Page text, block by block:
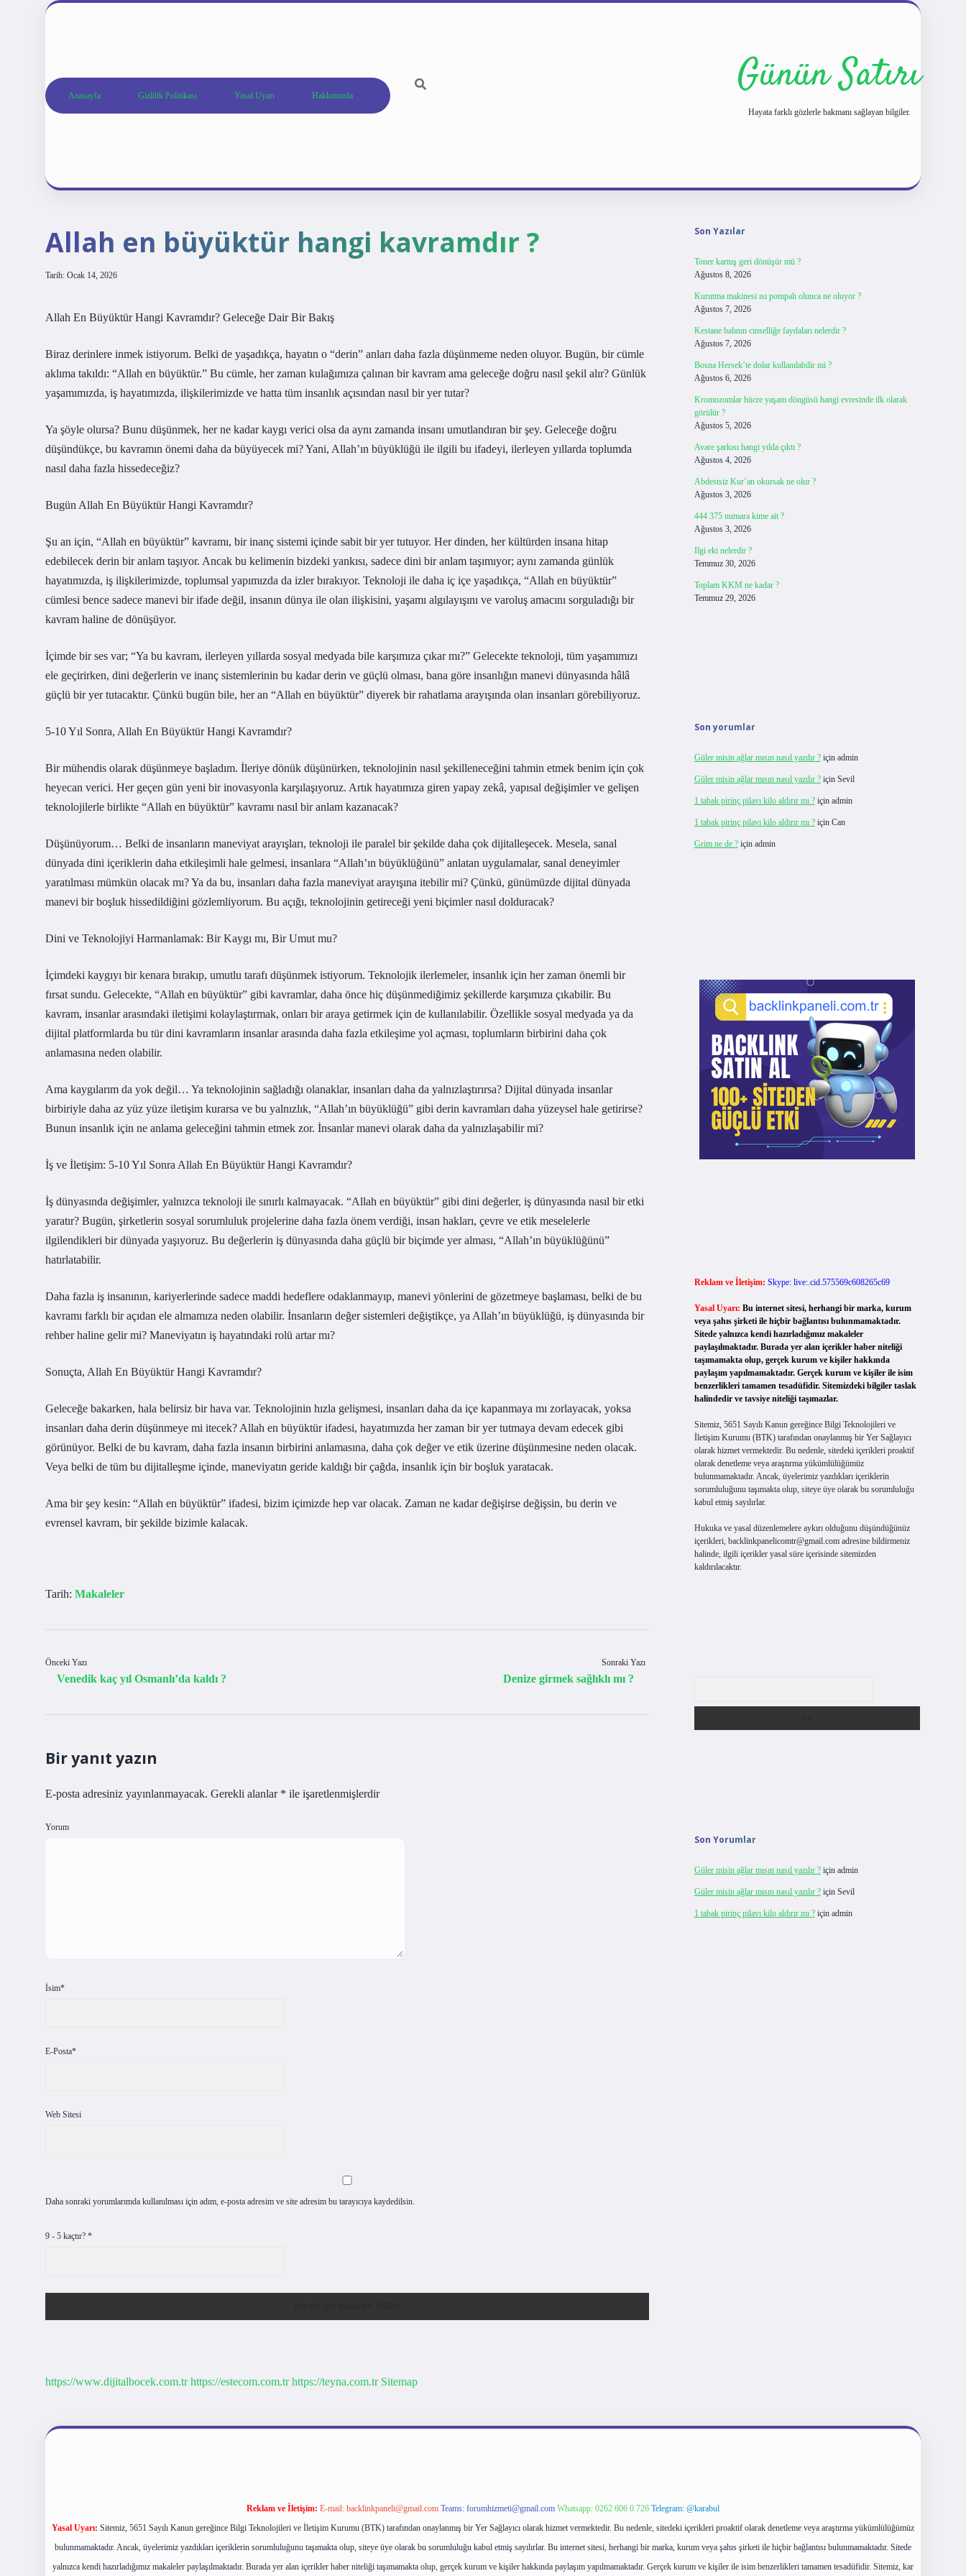
Anasayfa Gizlilik Politikası Yasal Uyarı Hakkımızda Günün Satırı
Hayata farklı gözlerle bakmanı sağlayan bilgiler.
Allah en büyüktür hangi kavramdır ?
Tarih: Ocak 14, 2026
Allah En Büyüktür Hangi Kavramdır? Geleceğe Dair Bir Bakış
Biraz derinlere inmek istiyorum. Belki de yaşadıkça, hayatın o “derin” anları daha fazla düşünmeme neden oluyor. Bugün, bir cümle
aklıma takıldı: “Allah en büyüktür.” Bu cümle, her zaman kulağımıza çalınan bir kavram ama geleceğe doğru nasıl şekil alır? Günlük
yaşamımızda, iş hayatımızda, ilişkilerimizde ve hatta tüm insanlık açısından nasıl bir yer tutar?
Ya şöyle olursa? Bunu düşünmek, her ne kadar kaygı verici olsa da aynı zamanda insanı umutlandıran bir şey. Geleceğe doğru
düşündükçe, bu kavramın önemi daha da büyüyecek mi? Yani, Allah’ın büyüklüğü ile ilgili bu ifadeyi, ilerleyen yıllarda toplumda
nasıl daha fazla hissedeceğiz?
Bugün Allah En Büyüktür Hangi Kavramdır?
Şu an için, “Allah en büyüktür” kavramı, bir inanç sistemi içinde sabit bir yer tutuyor. Her dinden, her kültürden insana hitap
edebilecek derin bir anlam taşıyor. Ancak bu kelimenin bizdeki yankısı, sadece dini bir anlam taşımıyor; aynı zamanda günlük
hayatımızda, iş ilişkilerimizde, toplumsal yapımızda da izler bırakıyor. Teknoloji ile daha iç içe yaşadıkça, “Allah en büyüktür”
cümlesi bence sadece manevi bir ifade değil, insanın dünya ile olan ilişkisini, yaşamı algılayışını ve varoluş amacını sorguladığı bir
kavram haline de dönüşüyor.
İçimde bir ses var; “Ya bu kavram, ilerleyen yıllarda sosyal medyada bile karşımıza çıkar mı?” Gelecekte teknoloji, tüm yaşamımızı
ele geçirirken, dini değerlerin ve inanç sistemlerinin bu kadar derin ve güçlü olması, bana göre insanlığın manevi dünyasında hâlâ
güçlü bir yer tutacaktır. Çünkü bugün bile, her an “Allah en büyüktür” diyerek bir rahatlama arayışında olan insanları görebiliyoruz.
5-10 Yıl Sonra, Allah En Büyüktür Hangi Kavramdır?
Bir mühendis olarak düşünmeye başladım. İleriye dönük düşünürken, teknolojinin nasıl şekilleneceğini tahmin etmek benim için çok
heyecan verici. Her geçen gün yeni bir inovasyonla karşılaşıyoruz. Artık hayatımıza giren yapay zekâ, yapısal değişimler ve gelişen
teknolojilerle birlikte “Allah en büyüktür” kavramı nasıl bir anlam kazanacak?
Düşünüyorum… Belki de insanların maneviyat arayışları, teknoloji ile paralel bir şekilde daha çok dijitalleşecek. Mesela, sanal
dünyada dini içeriklerin daha etkileşimli hale gelmesi, insanlara “Allah’ın büyüklüğünü” anlatan uygulamalar, sanal deneyimler
yaratılması mümkün olacak mı? Ya da bu, insanları daha fazla maneviyat arayışına itebilir mi? Çünkü, günümüzde dijital dünyada
manevi bir boşluk hissedildiğini gözlemliyorum. Bu açığı, teknolojinin getireceği yeni biçimler nasıl dolduracak?
Dini ve Teknolojiyi Harmanlamak: Bir Kaygı mı, Bir Umut mu?
İçimdeki kaygıyı bir kenara bırakıp, umutlu tarafı düşünmek istiyorum. Teknolojik ilerlemeler, insanlık için her zaman önemli bir
fırsat sundu. Gelecekte, “Allah en büyüktür” gibi kavramlar, daha önce hiç düşünmediğimiz şekillerde karşımıza çıkabilir. Bu
kavram, insanlar arasındaki iletişimi kolaylaştırmak, onları bir araya getirmek için de kullanılabilir. Özellikle sosyal medyada ya da
dijital platformlarda bu tür dini kavramların insanlar arasında daha fazla etkileşime yol açması, toplumların birbirini daha çok
anlamasına neden olabilir.
Ama kaygılarım da yok değil… Ya teknolojinin sağladığı olanaklar, insanları daha da yalnızlaştırırsa? Dijital dünyada insanlar
birbiriyle daha az yüz yüze iletişim kurarsa ve bu yalnızlık, “Allah’ın büyüklüğü” gibi derin kavramları daha yüzeysel hale getirirse?
Bunun insanlık için ne anlama geleceğini tahmin etmek zor. İnsanlar manevi olarak daha da yalnızlaşabilir mi?
İş ve İletişim: 5-10 Yıl Sonra Allah En Büyüktür Hangi Kavramdır?
İş dünyasında değişimler, yalnızca teknoloji ile sınırlı kalmayacak. “Allah en büyüktür” gibi dini değerler, iş dünyasında nasıl bir etki
yaratır? Bugün, şirketlerin sosyal sorumluluk projelerine daha fazla önem verdiği, insan hakları, çevre ve etik meselelerle
ilgilendikleri bir dünyada yaşıyoruz. Bu değerlerin iş dünyasında daha güçlü bir biçimde yer alması, “Allah’ın büyüklüğünü”
hatırlatabilir.
Daha fazla iş insanının, kariyerlerinde sadece maddi hedeflere odaklanmayıp, manevi yönlerini de gözetmeye başlaması, belki de bu
kavramı farklı bir açıdan ele almamıza neden olabilir. İnsanların değer sistemleri değiştikçe, ya Allah’ın büyüklüğü, iş dünyasında bir
rehber haline gelir mi? Maneviyatın iş hayatındaki rolü artar mı?
Sonuçta, Allah En Büyüktür Hangi Kavramdır?
Geleceğe bakarken, hala belirsiz bir hava var. Teknolojinin hızla gelişmesi, insanları daha da içe kapanmaya mı zorlayacak, yoksa
insanları daha derin düşünmeye mi itecek? Allah en büyüktür ifadesi, hayatımızda her zaman bir yer tutmaya devam edecek gibi
görünüyor. Belki de bu kavram, daha fazla insanın birbirini anlamasına, daha çok değer ve etik üzerine düşünmesine neden olacak.
Veya belki de tüm bu dijitalleşme içinde, maneviyatın geride kaldığı bir çağda, insanlık için bir boşluk yaratacak.
Ama bir şey kesin: “Allah en büyüktür” ifadesi, bizim içimizde hep var olacak. Zaman ne kadar değişirse değişsin, bu derin ve
evrensel kavram, bir şekilde bizimle kalacak.
Tarih: Makaleler
Önceki Yazı
Venedik kaç yıl Osmanlı’da kaldı ?
Sonraki Yazı
Denize girmek sağlıklı mı ?
Bir yanıt yazın
E-posta adresiniz yayınlanmayacak. Gerekli alanlar * ile işaretlenmişlerdir
Yorum
İsim*
E-Posta*
Web Sitesi
Daha sonraki yorumlarımda kullanılması için adım, e-posta adresim ve site adresim bu tarayıcıya kaydedilsin.
9 - 5 kaçtır? *
https://www.dijitalbocek.com.tr https://estecom.com.tr https://teyna.com.tr Sitemap
Son Yazılar
Toner kartuş geri dönüşür mü ?
Ağustos 8, 2026
Kurutma makinesi ısı pompalı olunca ne oluyor ?
Ağustos 7, 2026
Kestane balının cinselliğe faydaları nelerdir ?
Ağustos 7, 2026
Bosna Hersek’te dolar kullanılabilir mi ?
Ağustos 6, 2026
Kromozomlar hücre yaşam döngüsü hangi evresinde ilk olarak
görülür ?
Ağustos 5, 2026
Avare şarkısı hangi yılda çıktı ?
Ağustos 4, 2026
Abdestsiz Kur’an okursak ne olur ?
Ağustos 3, 2026
444 375 numara kime ait ?
Ağustos 3, 2026
Ilgi eki nelerdir ?
Temmuz 30, 2026
Toplam KKM ne kadar ?
Temmuz 29, 2026
Son yorumlar
Güler misin ağlar mısın nasıl yazılır ?için admin
Güler misin ağlar mısın nasıl yazılır ?için Sevil
1 tabak pirinç pilavı kilo aldırır mı ?için admin
1 tabak pirinç pilavı kilo aldırır mı ?için Can
Grim ne de ?için admin
Reklam ve İletişim: Skype: live:.cid.575569c608265c69
Yasal Uyarı: Bu internet sitesi, herhangi bir marka, kurum
veya şahıs şirketi ile hiçbir bağlantısı bulunmamaktadır.
Sitede yalnızca kendi hazırladığımız makaleler
paylaşılmaktadır. Burada yer alan içerikler haber niteliği
taşımamakta olup, gerçek kurum ve kişiler hakkında
paylaşım yapılmamaktadır. Gerçek kurum ve kişiler ile isim
benzerlikleri tamamen tesadüfidir. Sitemizdeki bilgiler taslak
halindedir ve tavsiye niteliği taşımazlar.
Sitemiz, 5651 Sayılı Kanun gereğince Bilgi Teknolojileri ve
İletişim Kurumu (BTK) tarafından onaylanmış bir Yer Sağlayıcı
olarak hizmet vermektedir. Bu nedenle, sitedeki içerikleri proaktif
olarak denetleme veya araştırma yükümlülüğümüz
bulunmamaktadır. Ancak, üyelerimiz yazdıkları içeriklerin
sorumluluğunu taşımakta olup, siteye üye olarak bu sorumluluğu
kabul etmiş sayılırlar.
Hukuka ve yasal düzenlemelere aykırı olduğunu düşündüğünüz
içerikleri, backlinkpanelicomtr@gmail.comadresine bildirmeniz
halinde, ilgili içerikler yasal süre içerisinde sitemizden
kaldırılacaktır.
Son Yorumlar
Güler misin ağlar mısın nasıl yazılır ?için admin
Güler misin ağlar mısın nasıl yazılır ?için Sevil
1 tabak pirinç pilavı kilo aldırır mı ?için admin
Reklam ve İletişim: E-mail: backlinkpaneli@gmail.com Teams: forumhizmeti@gmail.com Whatsapp: 0262 606 0 726 Telegram: @karabul
Yasal Uyarı: Sitemiz, 5651 Sayılı Kanun gereğince Bilgi Teknolojileri ve İletişim Kurumu (BTK) tarafından onaylanmış bir Yer Sağlayıcı olarak hizmet vermektedir. Bu nedenle, sitedeki içerikleri proaktif olarak denetleme veya araştırma yükümlülüğümüz
bulunmamaktadır. Ancak, üyelerimiz yazdıkları içeriklerin sorumluluğunu taşımakta olup, siteye üye olarak bu sorumluluğu kabul etmiş sayılırlar. Bu internet sitesi, herhangi bir marka, kurum veya şahıs şirketi ile hiçbir bağlantısı bulunmamaktadır. Sitede
yalnızca kendi hazırladığımız makaleler paylaşılmaktadır. Burada yer alan içerikler haber niteliği taşımamakta olup, gerçek kurum ve kişiler hakkında paylaşım yapılmamaktadır. Gerçek kurum ve kişiler ile isim benzerlikleri tamamen tesadüfidir. Sitemiz, kar